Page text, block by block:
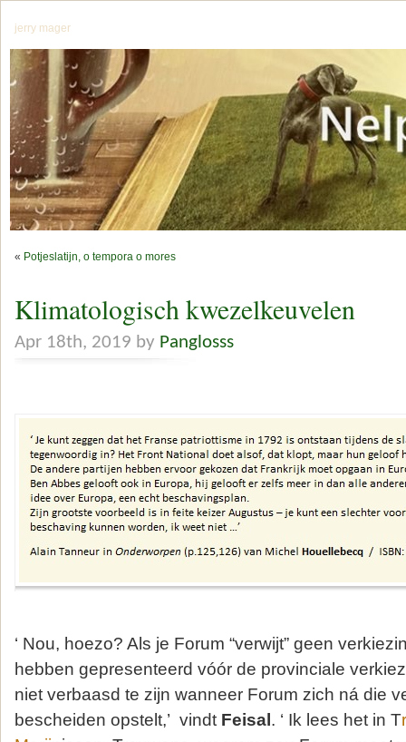
jerry mager
« Potjeslatijn, o tempora o mores
Klimatologisch kwezelkeuvelen
Apr 18th, 2019 by Panglosss
‘ Nou, hoezo? Als je Forum “verwijt” geen
hebben gepresenteerd vóór de provinciale
niet verbaasd te zijn wanneer Forum zich ná die
bescheiden opstelt,’ vindt Feisal . ‘ Ik lees het in T